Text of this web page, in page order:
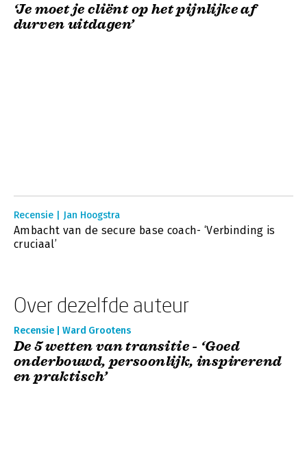
‘Je moet je cliënt op het pijnlijke af
durven uitdagen’
Recensie | Jan Hoogstra
Ambacht van de secure base coach- ‘Verbinding is
cruciaal’
Over dezelfde auteur
Recensie | Ward Grootens
De 5 wetten van transitie - ‘Goed
onderbouwd, persoonlijk, inspirerend
en praktisch’